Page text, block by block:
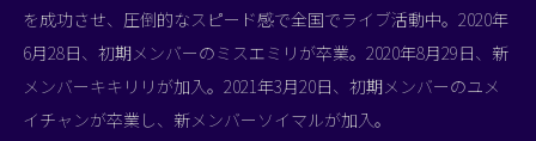
を成功させ、圧倒的なスピード感で全国でライブ活動中。2020年
6月28日、初期メンバーのミスエミリが卒業。2020年8月29日、新
メンバーキキリリが加入。2021年3月20日、初期メンバーのユメ
イチャンが卒業し、新メンバーソイマルが加入。